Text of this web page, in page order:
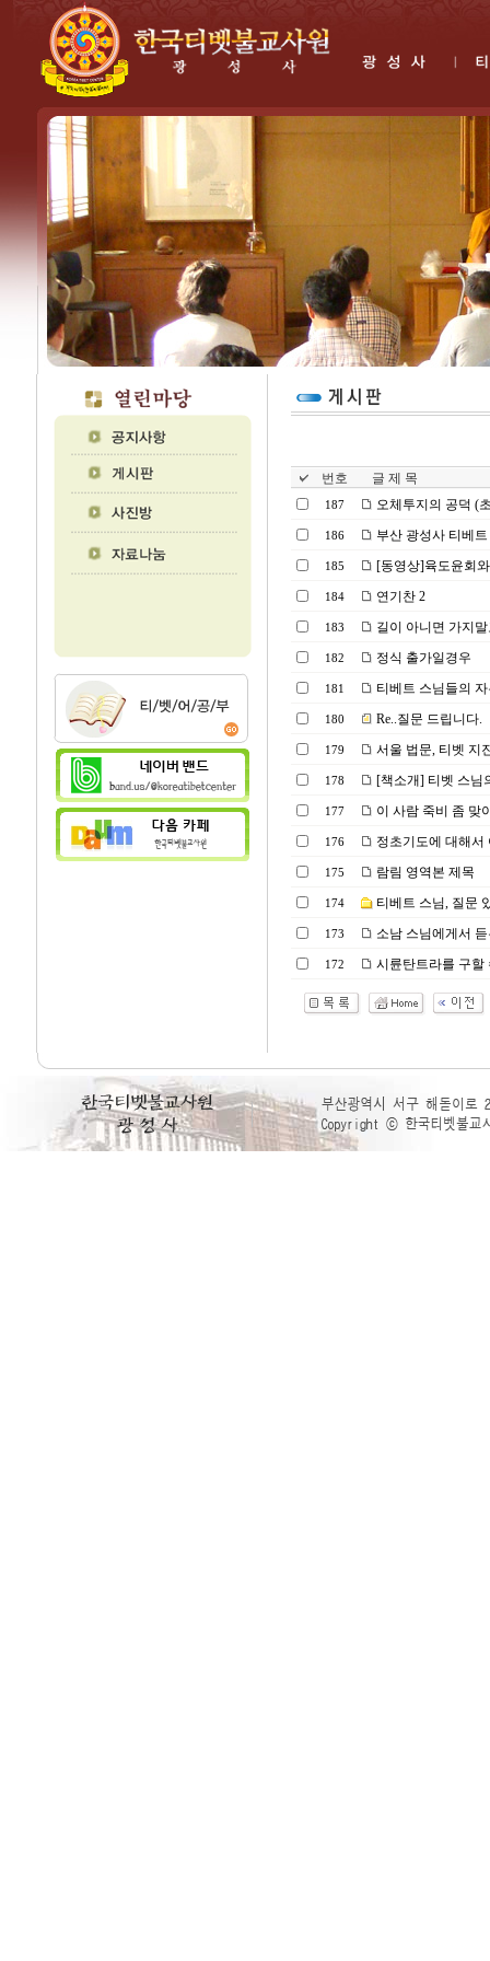
번호 글 제 목
187 오체투지의 공덕 (
186 부산 광성사 티베
185 [동영상]육도윤회
184 연기찬 2
183 길이 아니면 가지
182 정식 출가일경우
181 티베트 스님들의
180 Re..질문 드립니다.
179 서울 법문, 티벳 지
178 [책소개] 티벳 스님
177 이 사람 죽비 좀 맞
176 정초기도에 대해서
175 람림 영역본 제목
174 티베트 스님, 질문
173 소남 스님에게서
172 시륜탄트라를 구할